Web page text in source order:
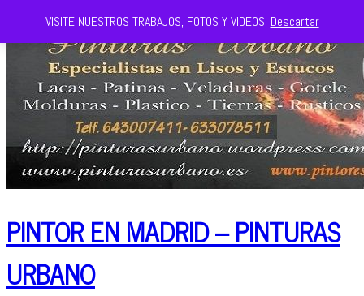
PINTOR EN MADRID – PINTURAS
URBANO
VISITE NUESTROS TRABAJOS, FOTOS Y VIDEOS. Descartar